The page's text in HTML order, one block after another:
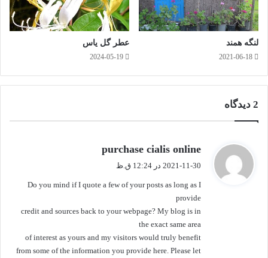
لنگه همند
2021-06-18
عطر گل یاس
2024-05-19
2 دیدگاه
purchase cialis online
:
2021-11-30 در 12:24 ق.ظ
Do you mind if I quote a few of your posts as long as I
provide
credit and sources back to your webpage? My blog is in
the exact same area
of interest as yours and my visitors would truly benefit
from some of the information you provide here. Please let